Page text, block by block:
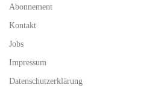
Abonnement
Kontakt
Jobs
Impressum
Datenschutzerklärung